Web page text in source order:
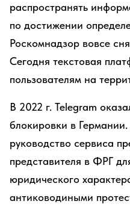
распространять
по достижении
Роскомнадзор вовсе
Сегодня текстовая
пользователям на
В 2022 г. Telegram
блокировки в
руководство сервиса
представителя в ФРГ
юридического
антиководиными